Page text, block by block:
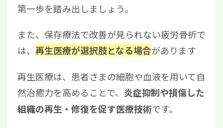
第一歩を踏み出しましょう。
また、保存療法で改善が見られない疲労骨折で
は、 再生医療が選択肢となる場合があります
再生医療は、患者さまの細胞や血液を用いて自
然治癒力を高めることで、 炎症抑制や損傷した
組織の再生・修復を促す医療技術です。